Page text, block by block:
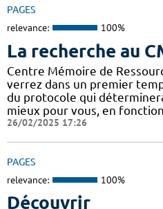
PAGES
relevance: 100%
La recherche au
Centre Mémoire de
verrez dans un premier
du protocole qui
mieux pour vous, en
26/02/2025 17:26
PAGES
relevance: 100%
Découvrir